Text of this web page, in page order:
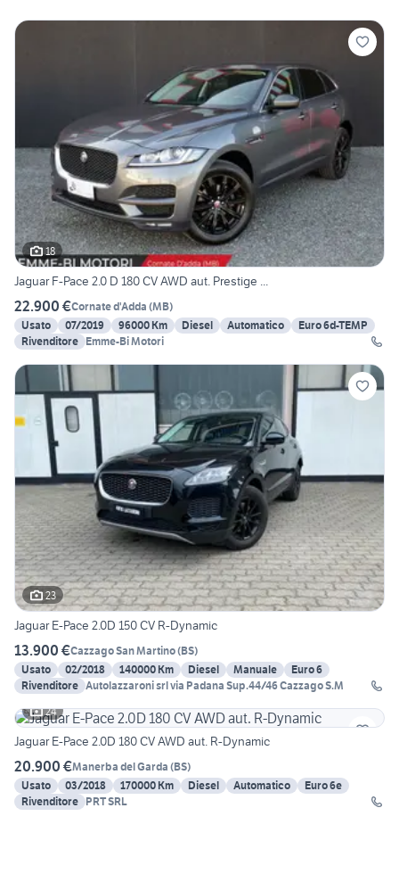
18
Jaguar F-Pace 2.0 D 180 CV AWD aut. Prestige ...
22.900 €Cornate d'Adda (MB)
Usato
07/2019 96000 Km Diesel Automatico
Euro 6d-TEMP
Rivenditore Emme-Bi Motori
23
Jaguar E-Pace 2.0D 150 CV R-Dynamic
13.900 €Cazzago San Martino(BS)
Usato
02/2018 140000 Km Diesel Manuale
Euro 6
Rivenditore Autolazzaroni srl via Padana Sup.44/46 Cazzago S.M
24
Jaguar E-Pace 2.0D 180 CV AWD aut. R-Dynamic
20.900 €Manerba del Garda (BS)
Usato
03/2018 170000 Km Diesel Automatico
Euro 6e
Rivenditore PRT SRL